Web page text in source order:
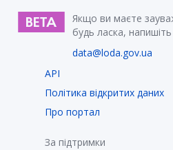
Якщо ви маєте
будь ласка,
data@loda.gov.ua
API
Політика відкритих даних
Про портал
За підтримки